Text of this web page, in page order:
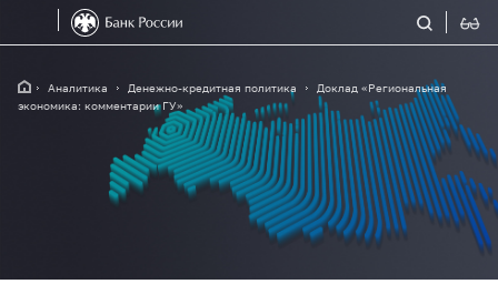
Аналитика Денежно-кредитная политика
Доклад «Региональная
экономика: комментарии ГУ»